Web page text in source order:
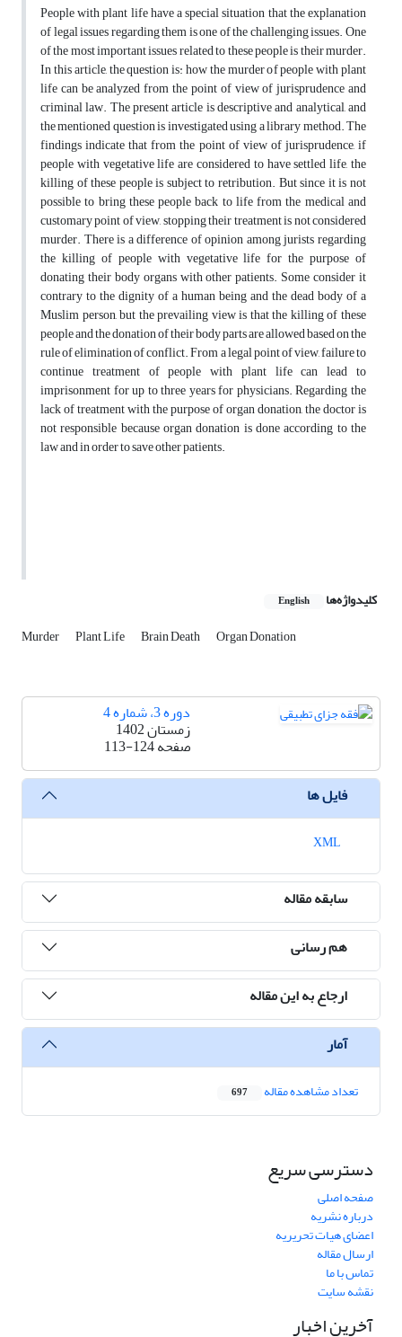
People with plant life have a special situation that the explanation
of legal issues regarding them is one of the challenging issues. One
of the most important issues related to these people is their murder.
In this article, the question is: how the murder of people with plant
life can be analyzed from the point of view of jurisprudence and
criminal law. The present article is descriptive and analytical, and
the mentioned question is investigated using a library method. The
findings indicate that from the point of view of jurisprudence, if
people with vegetative life are considered to have settled life, the
killing of these people is subject to retribution. But since it is not
possible to bring these people back to life from the medical and
customary point of view, stopping their treatment is not considered
murder. There is a difference of opinion among jurists regarding
the killing of people with vegetative life for the purpose of
donating their body organs with other patients. Some consider it
contrary to the dignity of a human being and the dead body of a
Muslim person, but the prevailing view is that the killing of these
people and the donation of their body parts are allowed based on the
rule of elimination of conflict. From a legal point of view, failure to
continue treatment of people with plant life can lead to
imprisonment for up to three years for physicians. Regarding the
lack of treatment with the purpose of organ donation, the doctor is
not responsible because organ donation is done according to the
law and in order to save other patients.
کلیدواژه‌ها English
Murder Plant Life Brain Death Organ Donation
دوره 3، شماره 4
زمستان 1402
صفحه113-124
فایل ها
سابقه مقاله
هم رسانی
ارجاع به این مقاله
آمار
تعداد مشاهده مقاله 697
دسترسی سریع
صفحه اصلی
درباره نشریه
اعضای هیات تحریریه
ارسال مقاله
تماس با ما
نقشه سایت
آخرین اخبار